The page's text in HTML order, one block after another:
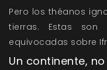
Pero los théanos
tierras. Estas son
equivocadas sobre
Un continente,